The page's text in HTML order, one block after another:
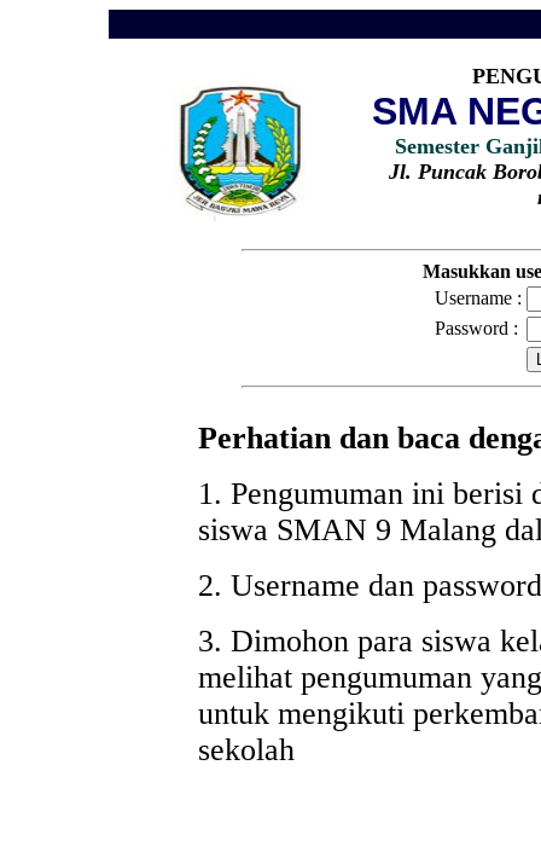
SMA
Semester
Jl. Puncak
Masukkan
Username :
Password :
Perhatian dan baca
1. Pengumuman ini berisi
siswa SMAN 9 Malang
2. Username dan
3. Dimohon para siswa
melihat pengumuman
untuk mengikuti
sekolah